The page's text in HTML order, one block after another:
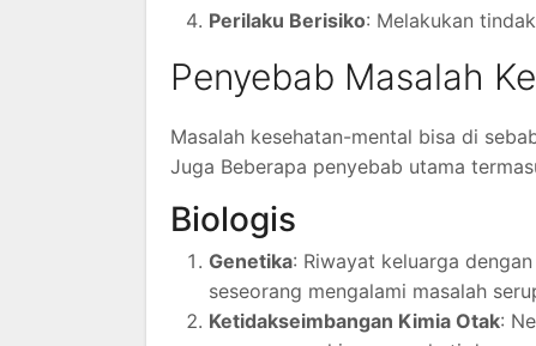
Perilaku Berisiko: Melakukan
Penyebab Masalah
Masalah kesehatan-mental bisa di
Juga Beberapa penyebab utama
Biologis
Genetika: Riwayat keluarga
seseorang mengalami masalah
Ketidakseimbangan Kimia Otak: